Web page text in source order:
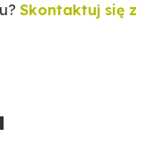
Skontaktuj się z